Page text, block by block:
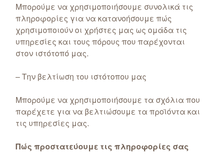
Μπορούμε να χρησιμοποιήσουμε συνολικά τις
πληροφορίες για να κατανοήσουμε πώς
χρησιμοποιούν οι χρήστες μας ως ομάδα τις
υπηρεσίες και τους πόρους που παρέχονται
στον ιστότοπό μας.
– Την βελτίωση του ιστότοπου μας
Μπορούμε να χρησιμοποιήσουμε τα σχόλια που
παρέχετε για να βελτιώσουμε τα προϊόντα και
τις υπηρεσίες μας.
Πώς προστατεύουμε τις πληροφορίες σας